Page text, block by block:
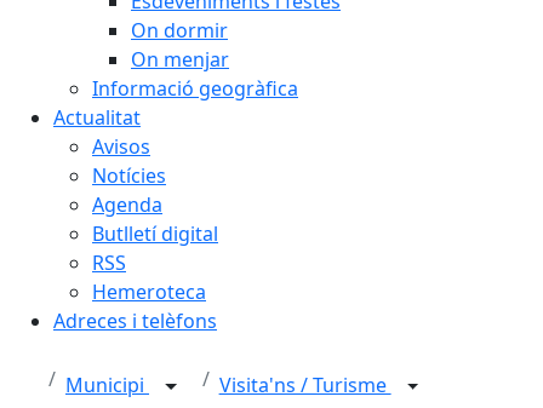
On dormir
On menjar
Informació geogràfica
Actualitat
Avisos
Notícies
Agenda
Butlletí digital
RSS
Hemeroteca
Adreces i telèfons
Municipi Visita'ns / Turisme